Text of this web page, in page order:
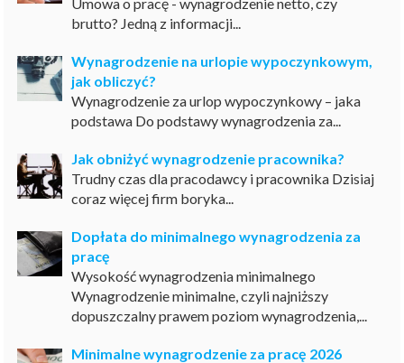
brutto? Jedną z informacji...
Wynagrodzenie na urlopie wypoczynkowym,
jak obliczyć?
Wynagrodzenie za urlop wypoczynkowy – jaka
podstawa Do podstawy wynagrodzenia za...
Jak obniżyć wynagrodzenie pracownika?
Trudny czas dla pracodawcy i pracownika Dzisiaj
coraz więcej firm boryka...
Dopłata do minimalnego wynagrodzenia za
pracę
Wysokość wynagrodzenia minimalnego
Wynagrodzenie minimalne, czyli najniższy
dopuszczalny prawem poziom wynagrodzenia,...
Minimalne wynagrodzenie za pracę 2026